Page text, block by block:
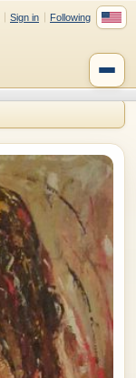
Sign in Following